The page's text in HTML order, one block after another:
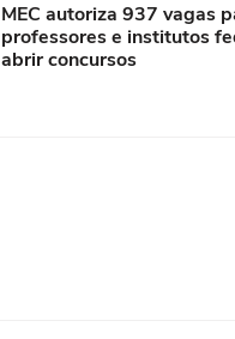
MEC autoriza 937 vagas
professores e institutos
abrir concursos